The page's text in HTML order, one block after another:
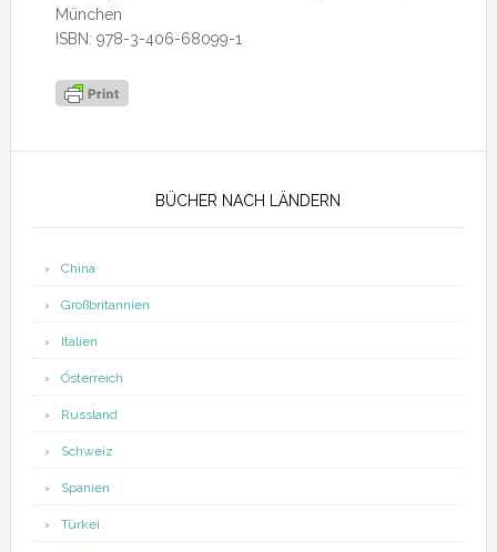
München
ISBN: 978-3-406-68099-1
BÜCHER NACH LÄNDERN
China
Großbritannien
Italien
Österreich
Russland
Schweiz
Spanien
Türkei